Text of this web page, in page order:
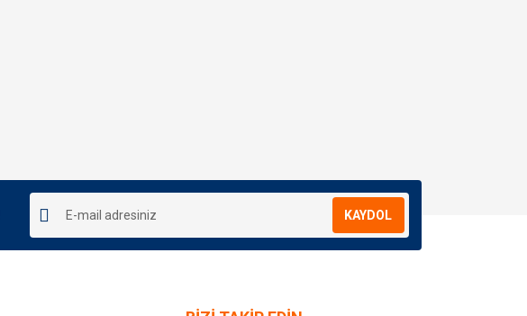
KAYDOL